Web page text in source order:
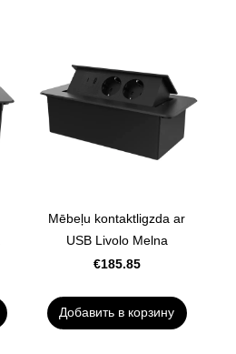
Mēbeļu kontaktligzda ar
USB Livolo Melna
€185.85
Добавить в корзину